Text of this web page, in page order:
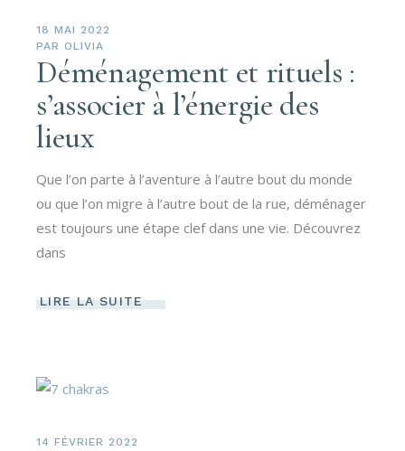
18 MAI 2022
PAR OLIVIA
Déménagement et rituels :
s’associer à l’énergie des
lieux
Que l’on parte à l’aventure à l’autre bout du monde
ou que l’on migre à l’autre bout de la rue, déménager
est toujours une étape clef dans une vie. Découvrez
dans
LIRE LA SUITE
14 FÉVRIER 2022